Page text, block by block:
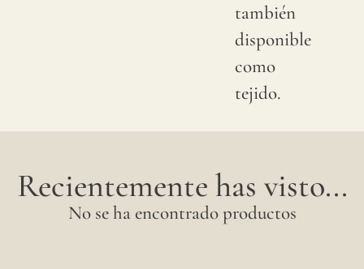
también
disponible
como
tejido.
Recientemente has visto...
No se ha encontrado productos
después
cada
un
diseño